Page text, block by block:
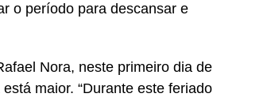
o período para descansar e
Nora, neste primeiro dia de
maior. “Durante este feriado